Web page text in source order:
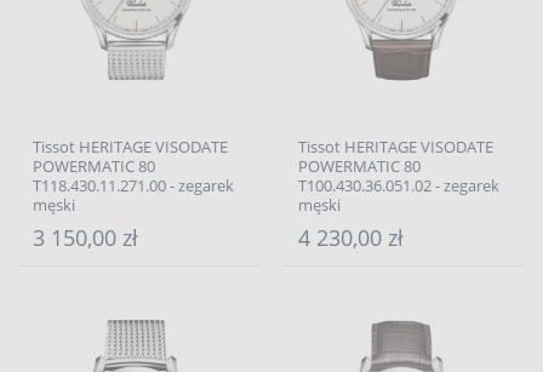
Tissot HERITAGE VISODATE
POWERMATIC 80
T118.430.11.271.00 - zegarek
męski
3 150,00 zł
Tissot HERITAGE VISODATE
POWERMATIC 80
T100.430.36.051.02 - zegarek
męski
4 230,00 zł